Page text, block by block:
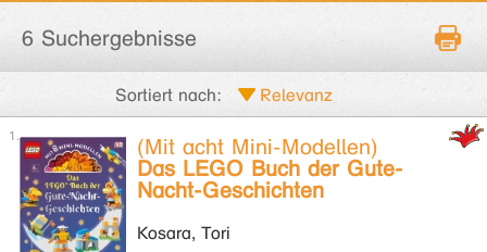
6 Suchergebnisse
Sortiert nach:
(Mit acht Mini-Modellen)
Das LEGO Buch der Gute-
Nacht-Geschichten
Kosara, Tori